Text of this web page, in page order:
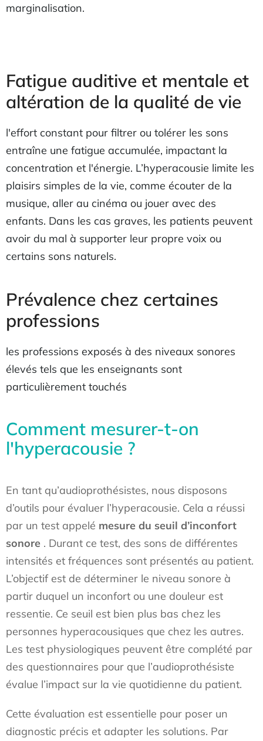
marginalisation.
Fatigue auditive et mentale et
altération de la qualité de vie
l'effort constant pour filtrer ou tolérer les sons
entraîne une fatigue accumulée, impactant la
concentration et l'énergie. L’hyperacousie limite les
plaisirs simples de la vie, comme écouter de la
musique, aller au cinéma ou jouer avec des
enfants. Dans les cas graves, les patients peuvent
avoir du mal à supporter leur propre voix ou
certains sons naturels.
Prévalence chez certaines
professions
les professions exposés à des niveaux sonores
élevés tels que les enseignants sont
particulièrement touchés
Comment mesurer-t-on
l'hyperacousie ?
En tant qu’audioprothésistes, nous disposons
d’outils pour évaluer l’hyperacousie. Cela a réussi
par un test appelé mesure du seuil d’inconfort
sonore . Durant ce test, des sons de différentes
intensités et fréquences sont présentés au patient.
L’objectif est de déterminer le niveau sonore à
partir duquel un inconfort ou une douleur est
ressentie. Ce seuil est bien plus bas chez les
personnes hyperacousiques que chez les autres.
Les test physiologiques peuvent être complété par
des questionnaires pour que l’audioprothésiste
évalue l’impact sur la vie quotidienne du patient.
Cette évaluation est essentielle pour poser un
diagnostic précis et adapter les solutions. Par